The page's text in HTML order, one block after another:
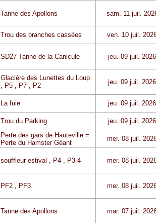
Tanne des Apollons sam. 11 juil.
Trou des branches cassées
ven. 10 juil.
SD27 Tanne de la Canicule jeu. 09 juil. 2026
Glacière des Lunettes du Loup
, P5, P7, P2 jeu. 09 juil. 2026
La fuie jeu. 09 juil. 2026
Trou du Parking
jeu. 09 juil. 2026
Perte des gars de Hauteville =
Perte du Hamster Géant
mer. 08 juil.
souffleur estival , P4, P3-4 mer. 08 juil.
PF2, PF3 mer. 08 juil.
Tanne des Apollons mar. 07 juil.